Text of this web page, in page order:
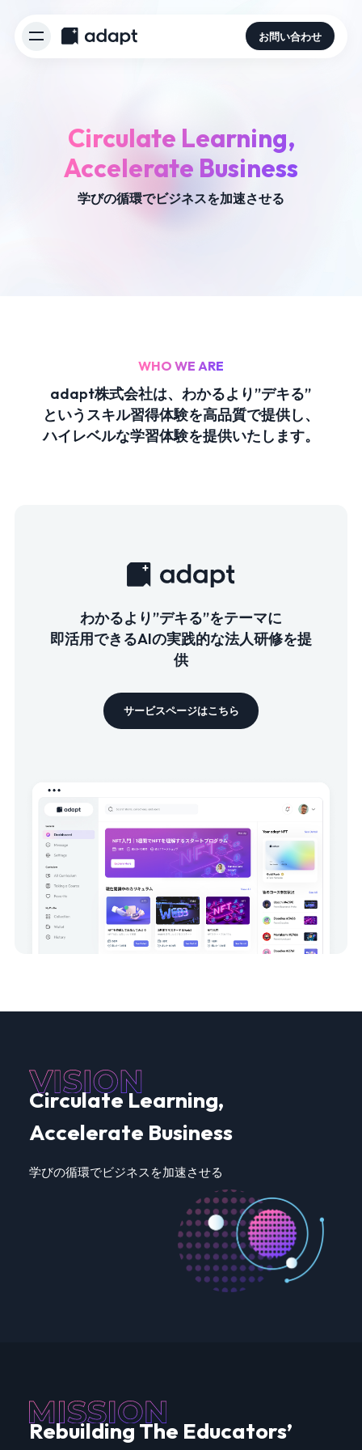
お問い合わせ
Circulate Learning,
Accelerate Business
学びの循環でビジネスを加速させる
WHO WE ARE
adapt株式会社は、わかるより”デキる”
というスキル習得体験を⾼品質で提供し、
ハイレベルな学習体験を提供いたします。
わかるより”デキる”をテーマに
即活用できるAIの実践的な法人研修を提
供
サービスページはこちら
Circulate Learning,
Accelerate Business
学びの循環でビジネスを加速させる
Rebuilding The Educators’